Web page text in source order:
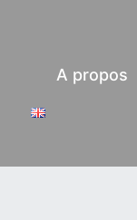
A propos